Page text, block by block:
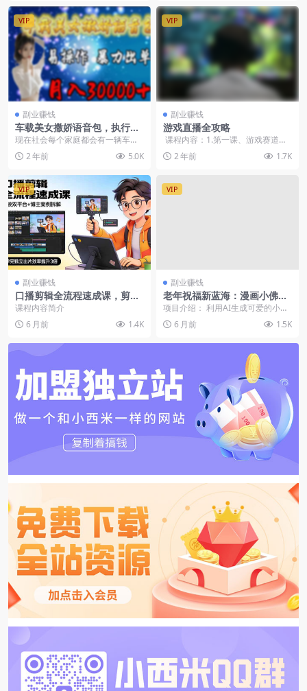
VIP
副业赚钱
车载美女撒娇语音包，执行就
出单，月入3000＋，小白看完
现在社会每个家庭都会有一辆车，
基本上都是出门必开车，拿我来
说，出门不开导航我是寸...
2 年前 5.0K
VIP
副业赚钱
游戏直播全攻略
课程内容：1.第一课、游戏赛道认
知2.第二课、游戏直播的发展与前
景3...2 年前 1.7K
VIP
副业赚钱
口播剪辑全流程速成课，剪映
双平台+博主案例拆解，学完
独立出片效率提升3倍
课程内容简介
6 月前
1.4K
VIP
副业赚钱
老年祝福新蓝海：漫画小佛陀
创意玩法，多种玩法+多重收
益渠道（教程详解）
项目介绍： 利用AI生成可爱的小佛
陀祝福类漫画，给家人、朋友送祝
福，有多种玩法，...
6 月前 1.5K